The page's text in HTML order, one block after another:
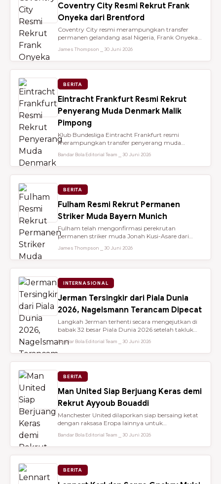
Coventry City Resmi Rekrut Frank
Onyeka dari Brentford
Coventry City resmi merampungkan transfer
permanen gelandang asal Nigeria, Frank Onyeka,
James Thompson ⎯ 30 Juni 2026
BERITA
Eintracht Frankfurt Resmi Rekrut
Penyerang Muda Denmark Malik
Pimpong
Klub Bundesliga Eintracht Frankfurt resmi
merampungkan transfer penyerang muda
Bandar Bola Editorial Team ⎯ 30 Juni 2026
BERITA
Fulham Resmi Rekrut Permanen
Striker Muda Bayern Munich
Fulham telah mengonfirmasi perekrutan
permanen striker muda Jonah Kusi-Asare dari
James Thompson ⎯ 30 Juni 2026
INTERNASIONAL
Jerman Tersingkir dari Piala Dunia
2026, Nagelsmann Terancam Dipecat
Langkah Jerman terhenti secara mengejutkan di
babak 32 besar Piala Dunia 2026 setelah takluk
Bandar Bola Editorial Team ⎯ 30 Juni 2026
BERITA
Man United Siap Berjuang Keras demi
Rekrut Ayyoub Bouaddi
Manchester United dilaporkan siap bersaing ketat
dengan raksasa Eropa lainnya untuk
Bandar Bola Editorial Team ⎯ 30 Juni 2026
BERITA